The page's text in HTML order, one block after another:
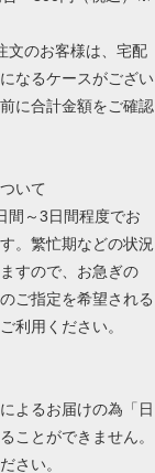
文のお客様は、宅配
なるケースがござい
に合計金額をご確認
いて
間～3日間程度でお
。繁忙期などの状況
すので、お急ぎの
ご指定を希望される
利用ください。
よるお届けの為「日
ことができません。
さい。